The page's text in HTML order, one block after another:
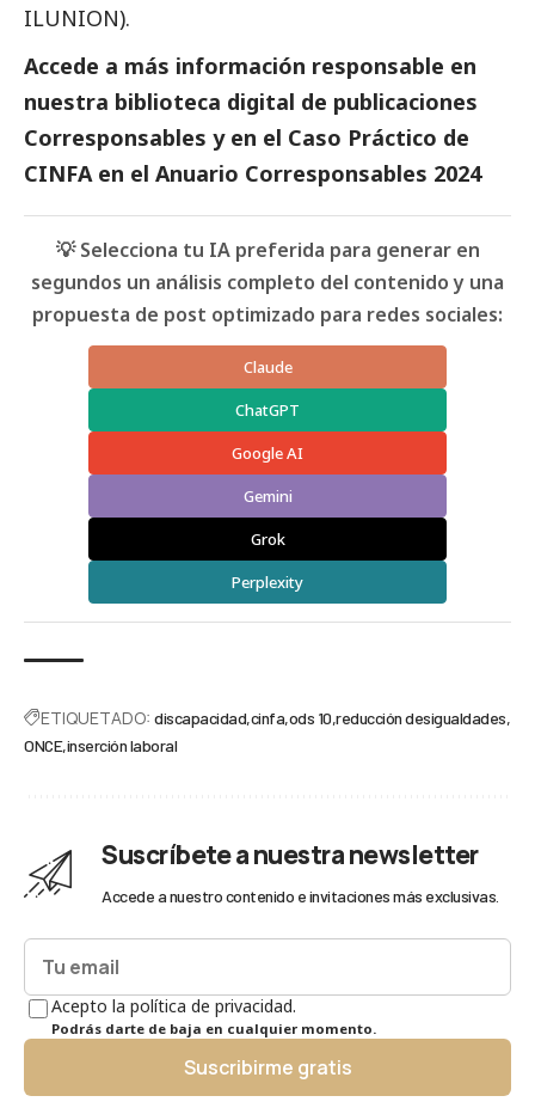
ILUNION).
Accede a más información responsable en
nuestra biblioteca digital de publicaciones
Corresponsables y en el Caso Práctico de
CINFAen el Anuario Corresponsables 2024
💡 Selecciona tu IA preferida para generar en
segundos un análisis completo del contenido y una
propuesta de post optimizado para redes sociales:
Claude
ChatGPT
Google AI
Gemini
Grok
Perplexity
ETIQUETADO: discapacidad cinfa ods 10 reducción desigualdades
ONCE inserción laboral
Suscríbete a nuestra newsletter
Accede a nuestro contenido e invitaciones más exclusivas.
Acepto la política de privacidad.
Podrás darte de baja en cualquier momento.
Suscribirme gratis